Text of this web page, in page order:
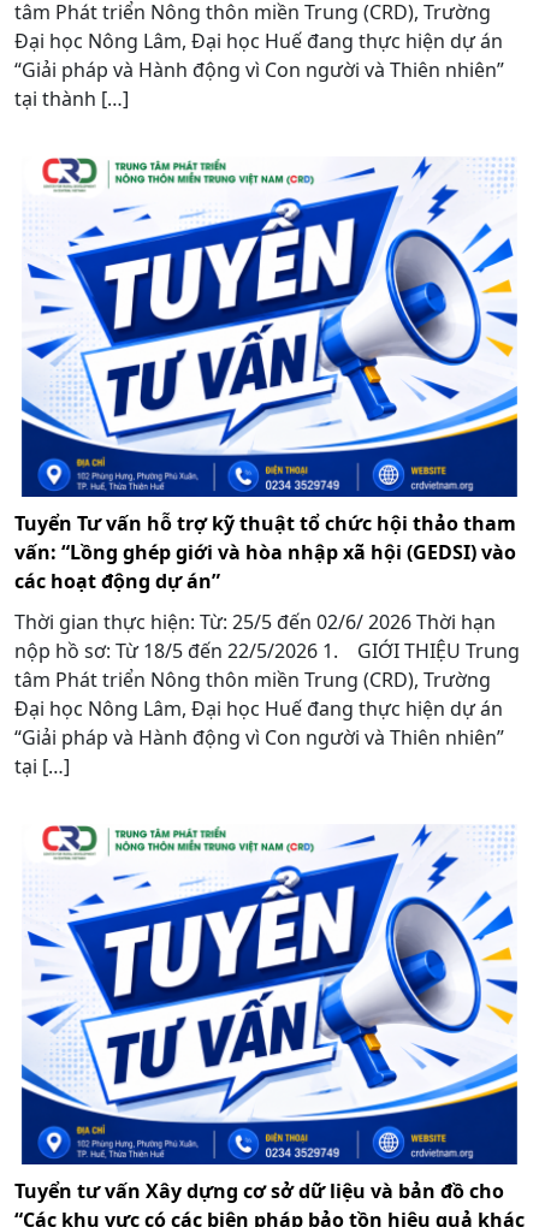
tâm Phát triển Nông thôn miền Trung (CRD), Trường
Đại học Nông Lâm, Đại học Huế đang thực hiện dự án
“Giải pháp và Hành động vì Con người và Thiên nhiên”
tại thành […]
Tuyển Tư vấn hỗ trợ kỹ thuật tổ chức hội thảo tham
vấn: “Lồng ghép giới và hòa nhập xã hội (GEDSI) vào
các hoạt động dự án”
Thời gian thực hiện: Từ: 25/5 đến 02/6/ 2026 Thời hạn
nộp hồ sơ: Từ 18/5 đến 22/5/2026 1. GIỚI THIỆU Trung
tâm Phát triển Nông thôn miền Trung (CRD), Trường
Đại học Nông Lâm, Đại học Huế đang thực hiện dự án
“Giải pháp và Hành động vì Con người và Thiên nhiên”
tại […]
Tuyển tư vấn Xây dựng cơ sở dữ liệu và bản đồ cho
“Các khu vực có các biện pháp bảo tồn hiệu quả khác